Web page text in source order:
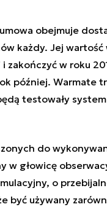
obejmuje
każdy. Jej wartość
zakończyć w roku
później. Warmate
testowały system
do
w głowicę
o
być używany